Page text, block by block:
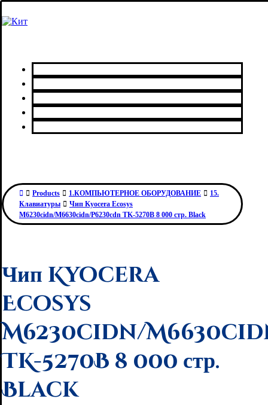
Products 1.КОМПЬЮТЕРНОЕ ОБОРУДОВАНИЕ
15.
Клавиатуры
Чип Kyocera Ecosys
M6230cidn/M6630cidn/P6230cdn TK-5270B 8 000 стр. Black
Чип Kyocera
Ecosys
M6230cidn/
TK-5270B 8 000 стр.
Black